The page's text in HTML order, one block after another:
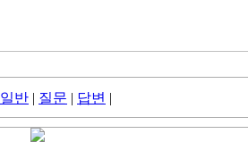
일반 | 질문 | 답변 |